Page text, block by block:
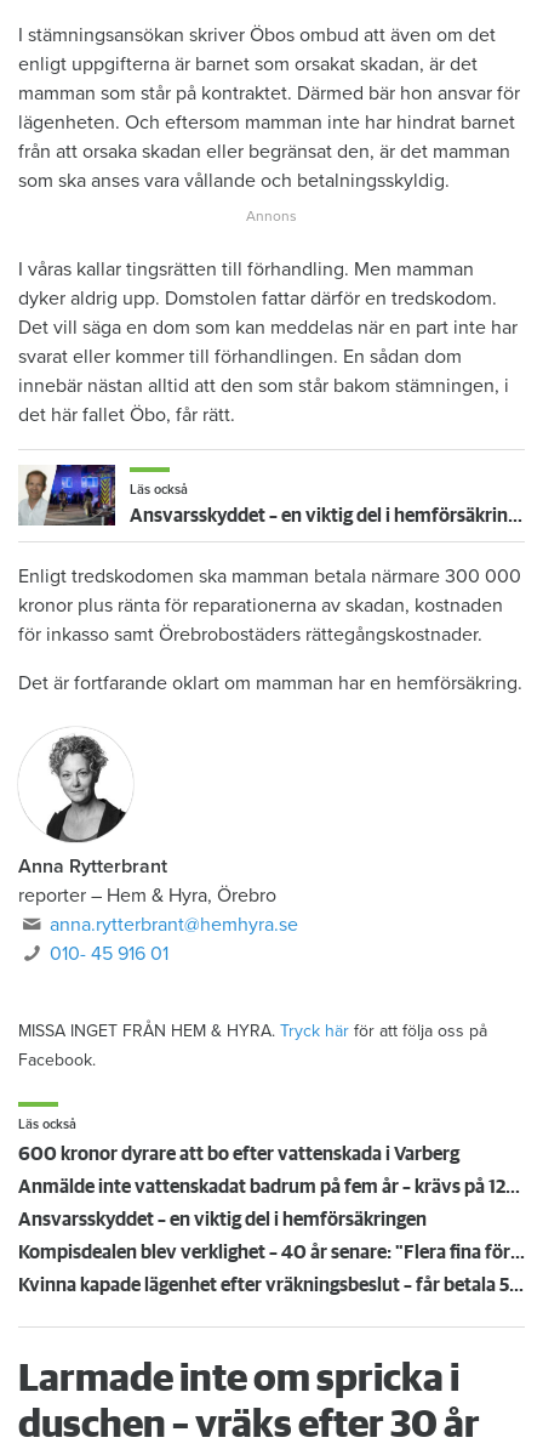
I stämningsansökan skriver Öbos ombud att även om det
enligt uppgifterna är barnet som orsakat skadan, är det
mamman som står på kontraktet. Därmed bär hon ansvar för
lägenheten. Och eftersom mamman inte har hindrat barnet
från att orsaka skadan eller begränsat den, är det mamman
som ska anses vara vållande och betalningsskyldig.
I våras kallar tingsrätten till förhandling. Men mamman
dyker aldrig upp. Domstolen fattar därför en tredskodom.
Det vill säga en dom som kan meddelas när en part inte har
svarat eller kommer till förhandlingen. En sådan dom
innebär nästan alltid att den som står bakom stämningen, i
det här fallet Öbo, får rätt.
Läs också
Ansvarsskyddet – en viktig del i hemförsäkringen
Enligt tredskodomen ska mamman betala närmare 300 000
kronor plus ränta för reparationerna av skadan, kostnaden
för inkasso samt Örebrobostäders rättegångskostnader.
Det är fortfarande oklart om mamman har en hemförsäkring.
Anna Rytterbrant
reporter – Hem & Hyra, Örebro
anna.rytterbrant@hemhyra.se
010- 45 916 01
MISSA INGET FRÅN HEM & HYRA. Tryck här för att följa oss på
Facebook.
Läs också
600 kronor dyrare att bo efter vattenskada i Varberg
Anmälde inte vattenskadat badrum på fem år – krävs på 125 000 kronor
Ansvarsskyddet – en viktig del i hemförsäkringen
Kompisdealen blev verklighet – 40 år senare: "Flera fina fördelar med att dela bostad"
Kvinna kapade lägenhet efter vräkningsbeslut – får betala 50 000
Larmade inte om spricka i
duschen – vräks efter 30 år